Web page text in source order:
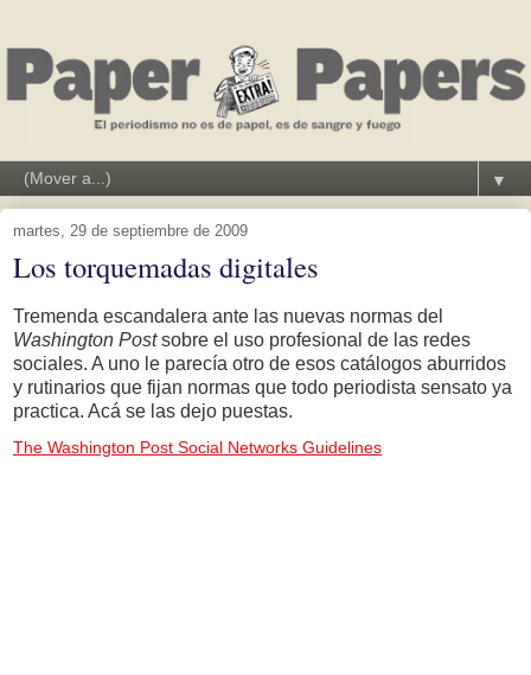
▼
martes, 29 de septiembre de 2009
Los torquemadas digitales
Tremenda escandalera ante las nuevas normas del
Washington Postsobre el uso profesional de las redes
sociales. A uno le parecía otro de esos catálogos aburridos
y rutinarios que fijan normas que todo periodista sensato ya
practica. Acá se las dejo puestas.
The Washington Post Social Networks Guidelines